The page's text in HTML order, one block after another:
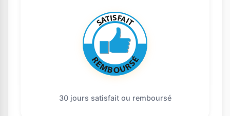
30 jours satisfait ou remboursé